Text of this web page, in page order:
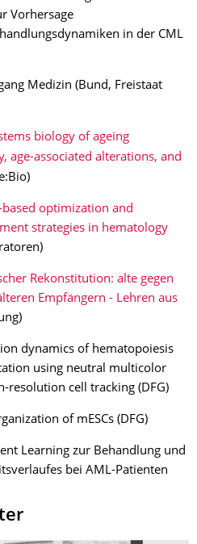
Vorhersage
in der CML
Medizin (Bund, Freistaat
biology of ageing
age-associated alterations, and
optimization and
strategies in hematology
Rekonstitution: alte gegen
Empfängern - Lehren aus
dynamics of hematopoiesis
using neutral multicolor
resolution cell tracking (DFG)
of mESCs (DFG)
Learning zur Behandlung und
bei AML-Patienten